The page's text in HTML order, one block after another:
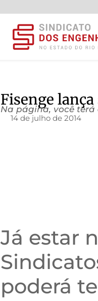
Fisenge lança
Na página, você terá
14 de julho de 2014
Já estar
poderá